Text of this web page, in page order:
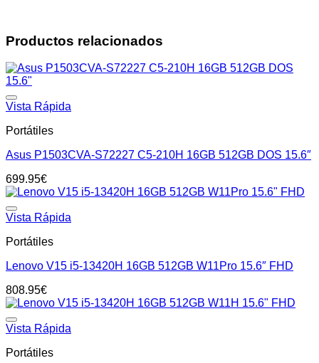
Productos relacionados
Vista Rápida
Portátiles
Asus P1503CVA-S72227 C5-210H 16GB 512GB DOS 15.6″
699.95€
Vista Rápida
Portátiles
Lenovo V15 i5-13420H 16GB 512GB W11Pro 15.6″ FHD
808.95€
Vista Rápida
Portátiles